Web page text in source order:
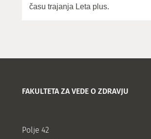
času trajanja Leta plus.
FAKULTETA ZA VEDE O ZDRAVJU
Polje 42